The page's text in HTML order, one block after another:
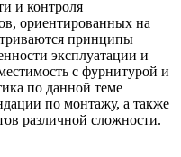
и контроля
ориентированных на
принципы
эксплуатации и
с фурнитурой и
по данной теме
по монтажу, а также
различной сложности.